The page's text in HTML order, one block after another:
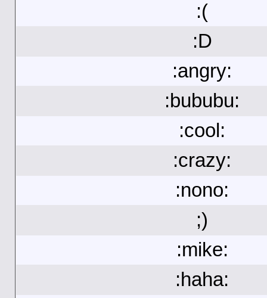
:(
:D
:angry:
:bububu:
:cool:
:crazy:
:nono:
;)
:mike:
:haha: